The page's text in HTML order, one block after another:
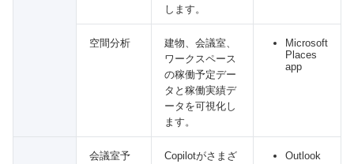
します。
空間分析
建物、会議室、
ワークスペース
の稼働予定デー
タと稼働実績デ
ータを可視化し
ます。
Microsoft
Places
app
会議室予
Copilotがさまざ
Outlook